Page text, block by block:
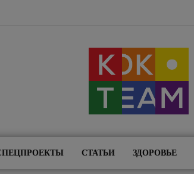
СТАТЬИ ЗДОРОВЬЕ